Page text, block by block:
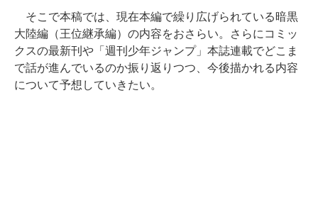
そこで本稿では、現在本編で繰り広げられている暗黒
大陸編（王位継承編）の内容をおさらい。さらにコミッ
クスの最新刊や「週刊少年ジャンプ」本誌連載でどこま
で話が進んでいるのか振り返りつつ、今後描かれる内容
について予想していきたい。